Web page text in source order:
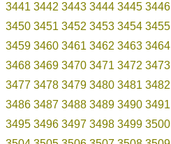
3441 3442 3443 3444 3445 3446
3450 3451 3452 3453 3454 3455
3459 3460 3461 3462 3463 3464
3468 3469 3470 3471 3472 3473
3477 3478 3479 3480 3481 3482
3486 3487 3488 3489 3490 3491
3495 3496 3497 3498 3499 3500